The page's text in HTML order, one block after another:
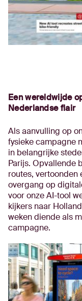
Een wereldwijde
Nederlandse flair
Als aanvulling op
fysieke campagne
in belangrijke
Parijs. Opvallende
routes, vertoonden
overgang op
voor onze AI-tool
kijkers naar
weken diende als
campagne.